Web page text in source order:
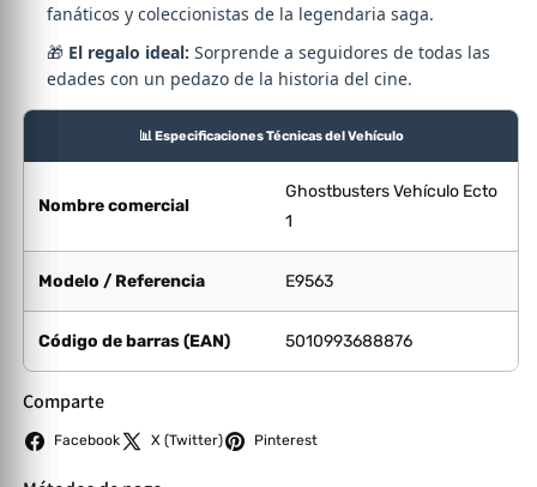
fanáticos y coleccionistas de la legendaria saga.
🎁 El regalo ideal: Sorprende a seguidores de todas las
edades con un pedazo de la historia del cine.
📊 Especificaciones Técnicas del Vehículo
Nombre comercial
Ghostbusters Vehículo Ecto
1
Modelo / Referencia E9563
Código de barras (EAN) 5010993688876
Comparte
Facebook X (Twitter) Pinterest